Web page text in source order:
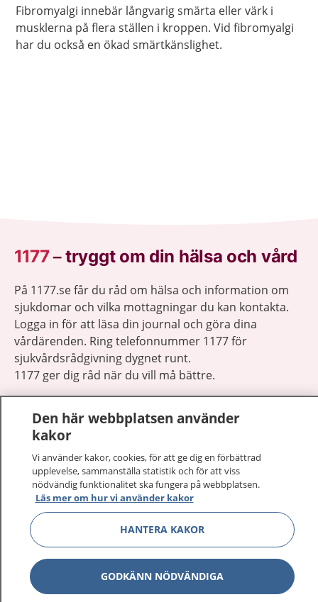
Fibromyalgi innebär långvarig smärta eller värk i
musklerna på flera ställen i kroppen. Vid fibromyalgi
har du också en ökad smärtkänslighet.
1177–tryggt om din hälsa och vård
På 1177.se får du råd om hälsa och information om
sjukdomar och vilka mottagningar du kan kontakta.
Logga in för att läsa din journal och göra dina
vårdärenden. Ring telefonnummer 1177 för
sjukvårdsrådgivning dygnet runt.
1177 ger dig råd när du vill må bättre.
1177 på flera språk
Kontakt Visa
Behandling av personuppgifter
Den här webbplatsen använder
kakor
Vi använder kakor, cookies, för att ge dig en förbättrad
upplevelse, sammanställa statistik och för att viss
nödvändig funktionalitet ska fungera på webbplatsen.
Läs mer om hur vi använder kakor
HANTERA KAKOR
GODKÄNN NÖDVÄNDIGA